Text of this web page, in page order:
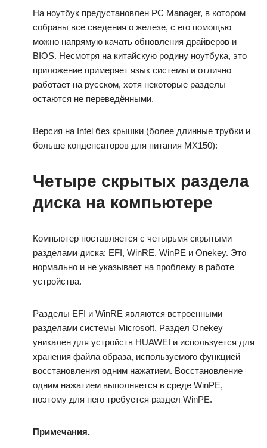
На ноутбук предустановлен PC Manager, в котором
собраны все сведения о железе, с его помощью
можно напрямую качать обновления драйверов и
BIOS. Несмотря на китайскую родину ноутбука, это
приложение примеряет язык системы и отлично
работает на русском, хотя некоторые разделы
остаются не переведёнными.
Версия на Intel без крышки (более длинные трубки и
больше конденсаторов для питания MX150):
Четыре скрытых раздела
диска на компьютере
Компьютер поставляется с четырьмя скрытыми
разделами диска: EFI, WinRE, WinPE и Onekey. Это
нормально и не указывает на проблему в работе
устройства.
Разделы EFI и WinRE являются встроенными
разделами системы Microsoft. Раздел Onekey
уникален для устройств HUAWEI и используется для
хранения файла образа, используемого функцией
восстановления одним нажатием. Восстановление
одним нажатием выполняется в среде WinPE,
поэтому для него требуется раздел WinPE.
Примечания.